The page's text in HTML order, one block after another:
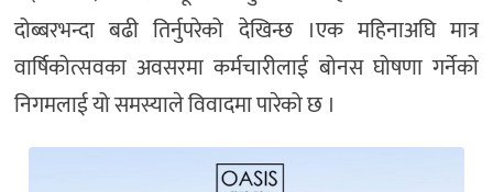
दोब्बरभन्दा बढी तिर्नुपरेको देखिन्छ ।एक महिनाअघि मात्र
वार्षिकोत्सवका अवसरमा कर्मचारीलाई बोनस घोषणा गर्नेको
निगमलाई यो समस्याले विवादमा पारेको छ ।